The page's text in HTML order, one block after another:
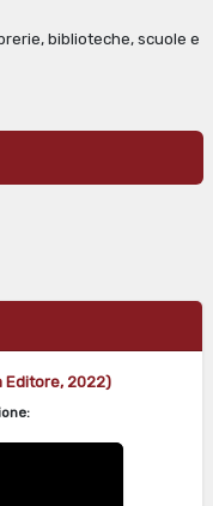
biblioteche, scuole e
Editore, 2022)